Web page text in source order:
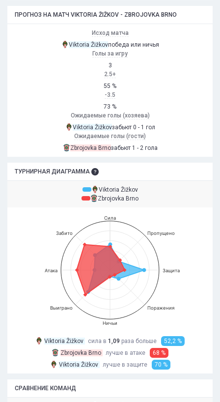
ПРОГНОЗ НА МАТЧ VIKTORIA ŽIŽKOV - ZBROJOVKA BRNO
Исход матча
Viktoria Žižkovпобеда или ничья
Голы за игру
3
2.5+
55 %
-3.5
73 %
Ожидаемые голы (хозяева)
Viktoria Žižkovзабьют 0 - 1 гол
Ожидаемые голы (гости)
Zbrojovka Brnoзабьют 1 - 2 гола
ТУРНИРНАЯ ДИАГРАММА
Viktoria Žižkov
Zbrojovka Brno
Сила
Пропущено
Защита
Поражения
Ничьи
Выиграно
Атака
Забито
Viktoria Žižkov сила в 1,09 раза больше
52,2 %
Zbrojovka Brno
лучше в атаке
68 %
Viktoria Žižkov
лучше в защите 70 %
СРАВНЕНИЕ КОМАНД